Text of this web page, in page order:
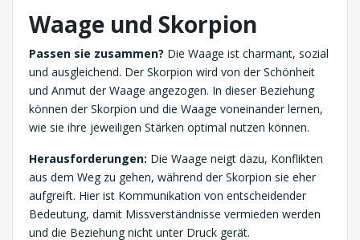
Waage und Skorpion
Passen sie zusammen? Die Waage ist charmant, sozial
und ausgleichend. Der Skorpion wird von der Schönheit
und Anmut der Waage angezogen. In dieser Beziehung
können der Skorpion und die Waage voneinander lernen,
wie sie ihre jeweiligen Stärken optimal nutzen können.
Herausforderungen: Die Waage neigt dazu, Konflikten
aus dem Weg zu gehen, während der Skorpion sie eher
aufgreift. Hier ist Kommunikation von entscheidender
Bedeutung, damit Missverständnisse vermieden werden
und die Beziehung nicht unter Druck gerät.